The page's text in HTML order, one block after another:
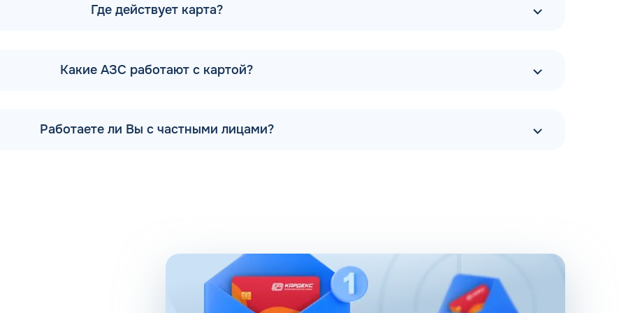
в нескольких регионах, насчитывая 367 точек реализации ГСМ. Более подробно адреса заправочных
представлены топливные терминалы партнеров, отмеченные для удобства фирменными логотипами.
заводах Лукойл, химические лаборатории компании обеспечивают тщательный анализ состава топлива.
могут быть всегда уверены в надлежащем качестве и надежности горючего, приобретенного на
товары для автомобилистов, но и предметы первой необходимости, а в кафетериях каждый желающий
коррозии, а также характеризуется высокими очищающими свойствами.
топлива своим клиентам, которые отдают предпочтение проверенным АЗС и АГЗС, поэтому
нефтеперерабатывающих заводов компании и проходит многочисленные стадии проверки перед
Где действует карта?
Какие АЗС работают с картой?
Работаете ли Вы с частными лицами?